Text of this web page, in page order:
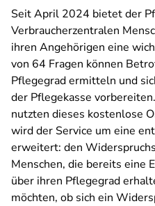
Seit April 2024 bietet der
Verbraucherzentralen
ihren Angehörigen eine
von 64 Fragen können
Pflegegrad ermitteln und
der Pflegekasse
nutzten dieses kostenlose
wird der Service um eine
erweitert: den
Menschen, die bereits eine
über ihren Pflegegrad
möchten, ob sich ein